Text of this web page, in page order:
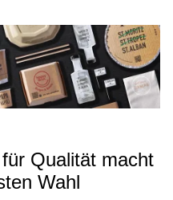
Qualität macht
Wahl